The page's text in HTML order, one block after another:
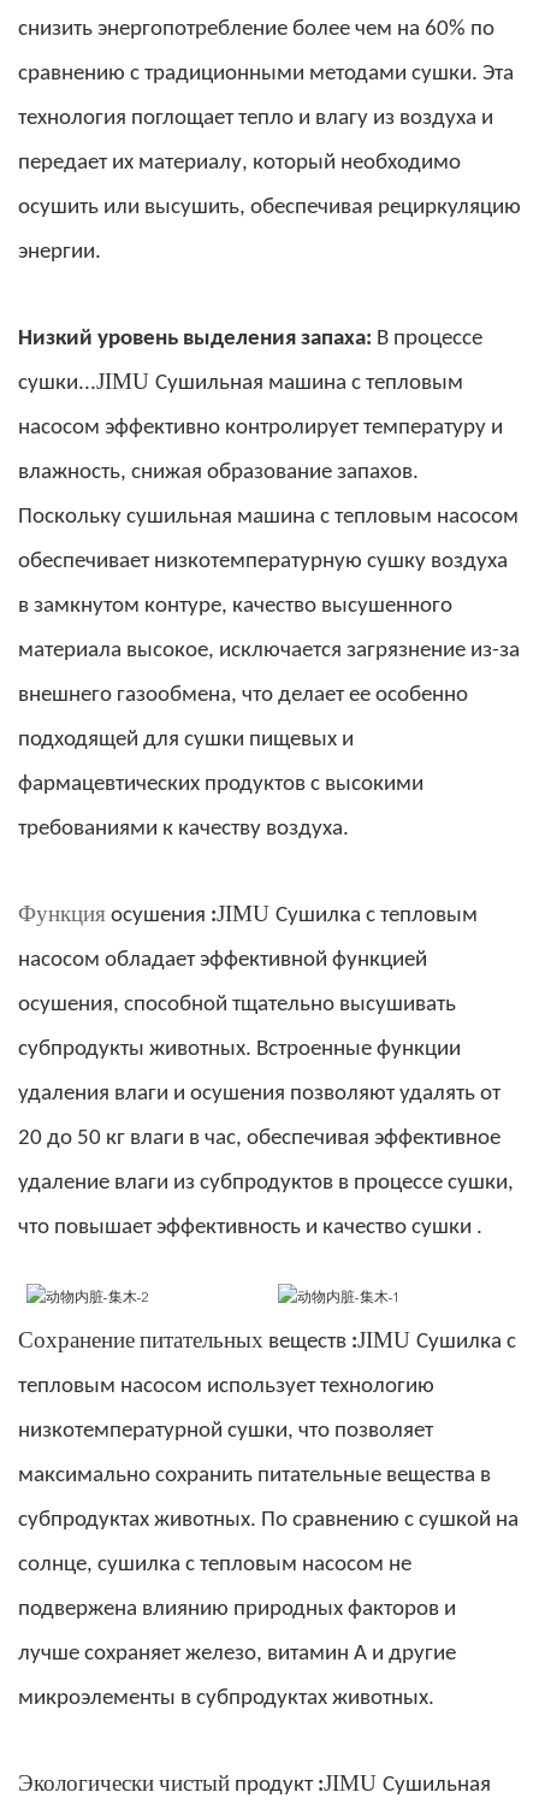
снизить энергопотребление более чем на 60% по
сравнению с традиционными методами сушки. Эта
технология поглощает тепло и влагу из воздуха и
передает их материалу, который необходимо
осушить или высушить, обеспечивая рециркуляцию
энергии.
Низкий уровень выделения запаха: В процессе
сушки...JIMU Сушильная машина с тепловым
насосом эффективно контролирует температуру и
влажность, снижая образование запахов.
Поскольку сушильная машина с тепловым насосом
обеспечивает низкотемпературную сушку воздуха
в замкнутом контуре, качество высушенного
материала высокое, исключается загрязнение из-за
внешнего газообмена, что делает ее особенно
подходящей для сушки пищевых и
фармацевтических продуктов с высокими
требованиями к качеству воздуха.
Функция осушения :JIMU Сушилка с тепловым
насосом обладает эффективной функцией
осушения, способной тщательно высушивать
субпродукты животных. Встроенные функции
удаления влаги и осушения позволяют удалять от
20 до 50 кг влаги в час, обеспечивая эффективное
удаление влаги из субпродуктов в процессе сушки,
что повышает эффективность и качество сушки .
Сохранение питательных веществ :JIMU Сушилка с
тепловым насосом использует технологию
низкотемпературной сушки, что позволяет
максимально сохранить питательные вещества в
субпродуктах животных. По сравнению с сушкой на
солнце, сушилка с тепловым насосом не
подвержена влиянию природных факторов и
лучше сохраняет железо, витамин А и другие
микроэлементы в субпродуктах животных.
Экологически чистый продукт :JIMU Сушильная